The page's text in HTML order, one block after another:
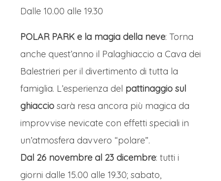
Dalle 10.00 alle 19.30
POLAR PARK e la magia della neve: Torna
anche quest’anno il Palaghiaccio a Cava dei
Balestrieri per il divertimento di tutta la
famiglia. L’esperienza del pattinaggio sul
ghiaccio sarà resa ancora più magica da
improvvise nevicate con effetti speciali in
un’atmosfera davvero “polare”.
Dal 26 novembre al 23 dicembre: tutti i
giorni dalle 15.00 alle 19.30; sabato,